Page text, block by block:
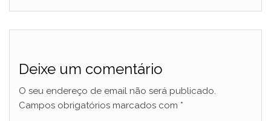
Deixe um comentário
O seu endereço de email não será publicado.
Campos obrigatórios marcados com *